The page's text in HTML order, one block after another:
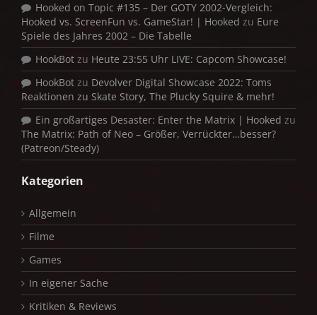
Hooked on Topic #135 – Der GOTY 2002-Vergleich:
Hooked vs. ScreenFun vs. GameStar! | Hooked zu Eure
Spiele des Jahres 2002 – Die Tabelle
HookBot zu Heute 23:55 Uhr LIVE: Capcom Showcase!
HookBot zu Devolver Digital Showcase 2022: Toms
Reaktionen zu Skate Story, The Plucky Squire & mehr!
Ein großartiges Desaster: Enter the Matrix | Hooked zu
The Matrix: Path of Neo – Größer, Verrückter…besser?
(Patreon/Steady)
Kategorien
Allgemein
Filme
Games
In eigener Sache
Kritiken & Reviews